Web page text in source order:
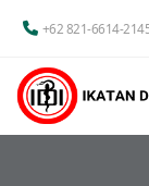
+62 821-6614-